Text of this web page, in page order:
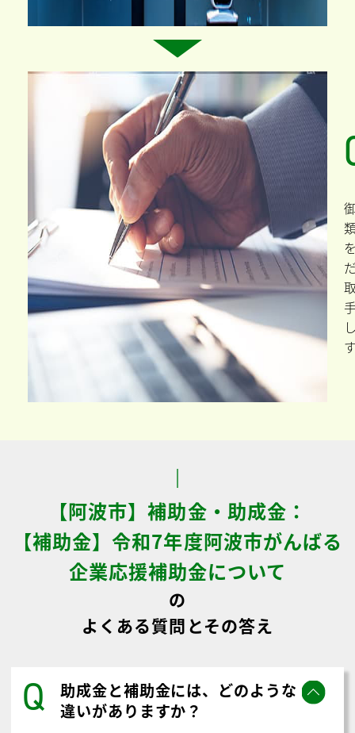
【阿波市】補助金・助成金：
【補助金】令和7年度阿波市がんばる
企業応援補助金について
の
よくある質問とその答え
Q
助成金と補助金には、どのような
違いがありますか？